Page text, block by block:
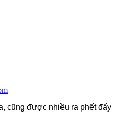
cũng được nhiều ra phết đấy